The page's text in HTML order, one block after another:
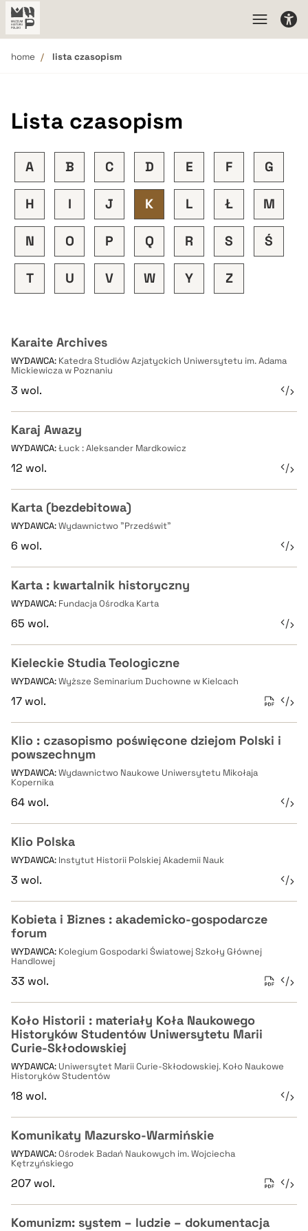
home lista czasopism
Lista czasopism
A B C D E F G
H I J K L Ł M
N O P Q R S Ś
T U V W Y Z
Karaite Archives
WYDAWCA: Katedra Studiów Azjatyckich Uniwersytetu im. Adama
Mickiewicza w Poznaniu
3 wol.
Karaj Awazy
WYDAWCA:Łuck : Aleksander Mardkowicz
12 wol.
Karta (bezdebitowa)
WYDAWCA:Wydawnictwo "Przedświt"
6 wol.
Karta : kwartalnik historyczny
WYDAWCA: Fundacja Ośrodka Karta
65 wol.
Kieleckie Studia Teologiczne
WYDAWCA:Wyższe Seminarium Duchowne w Kielcach
17 wol.
Klio : czasopismo poświęcone dziejom Polski i
powszechnym
WYDAWCA:Wydawnictwo Naukowe Uniwersytetu Mikołaja
Kopernika
64 wol.
Klio Polska
WYDAWCA: Instytut Historii Polskiej Akademii Nauk
3 wol.
Kobieta i Biznes : akademicko-gospodarcze
forum
WYDAWCA: Kolegium Gospodarki Światowej Szkoły Głównej
Handlowej
33 wol.
Koło Historii : materiały Koła Naukowego
Historyków Studentów Uniwersytetu Marii
Curie-Skłodowskiej
WYDAWCA: Uniwersytet Marii Curie-Skłodowskiej. Koło Naukowe
Historyków Studentów
18 wol.
Komunikaty Mazursko-Warmińskie
WYDAWCA:Ośrodek Badań Naukowych im. Wojciecha
Kętrzyńskiego
207 wol.
Komunizm: system – ludzie – dokumentacja